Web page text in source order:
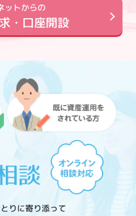
ットからの
・口座開設
りに寄り添って